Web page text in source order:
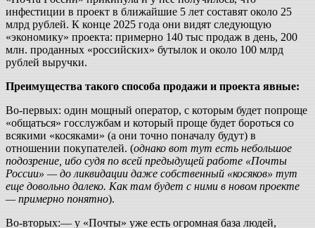
инфестиции в проект в ближайшие 5 лет составят около 25
млрд рублей. К конце 2025 года они видят следующую
«экономику» проекта: примерно 140 тыс продаж в день, 200
млн. проданных «российских» бутылок и около 100 млрд
рублей выручки.
Преимущества такого способа продажи и проекта явные:
Во-первых: один мощный оператор, с которым будет попроще
«общаться» госслужбам и который проще будет бороться со
всякими «косяками» (а они точно поначалу будут) в
отношении покупателей. (однако вот тут есть небольшое
подозрение, ибо судя по всей предыдущей работе «Почты
России» — до ликвидации даже собственный «косяков» тут
еще довольно далеко. Как там будет с ними в новом проекте
— примерно понятно).
Во-вторых:— у «Почты» уже есть огромная база людей,